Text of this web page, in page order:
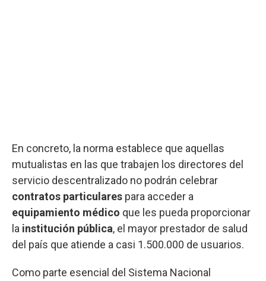
En concreto, la norma establece que aquellas
mutualistas en las que trabajen los directores del
servicio descentralizado no podrán celebrar
contratos particulares para acceder a
equipamiento médico que les pueda proporcionar
la institución pública, el mayor prestador de salud
del país que atiende a casi 1.500.000 de usuarios.
Como parte esencial del Sistema Nacional